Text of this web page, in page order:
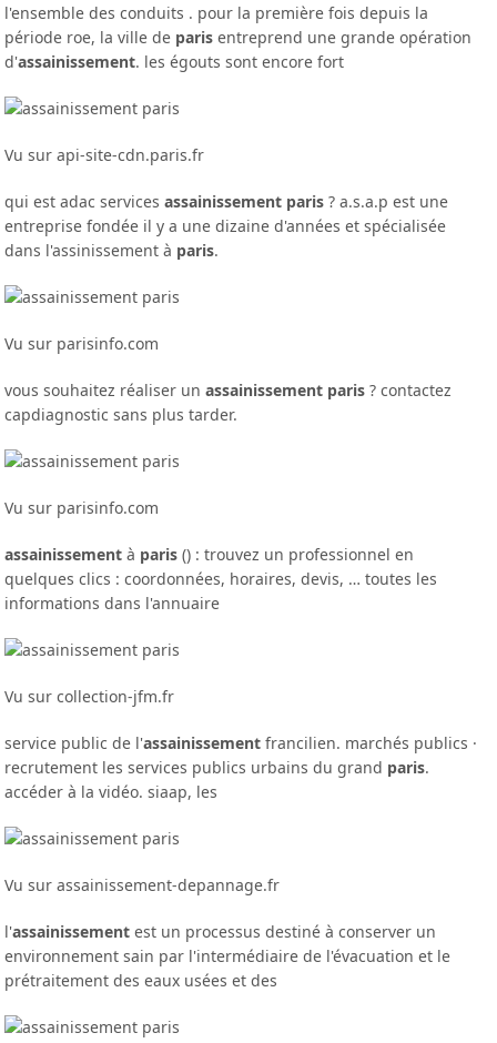
l'ensemble des conduits . pour la première fois depuis la
période roe, la ville de paris entreprend une grande opération
d'assainissement. les égouts sont encore fort
Vu sur api-site-cdn.paris.fr
qui est adac servicesassainissement paris ? a.s.a.p est une
entreprise fondée il y a une dizaine d'années et spécialisée
dans l'assinissement à paris.
Vu sur parisinfo.com
vous souhaitez réaliser unassainissement paris ? contactez
capdiagnostic sans plus tarder.
Vu sur parisinfo.com
assainissement à paris () : trouvez un professionnel en
quelques clics : coordonnées, horaires, devis, … toutes les
informations dans l'annuaire
Vu sur collection-jfm.fr
service public de l'assainissement francilien. marchés publics ·
recrutement les services publics urbains du grand paris.
accéder à la vidéo. siaap, les
Vu sur assainissement-depannage.fr
l'assainissement est un processus destiné à conserver un
environnement sain par l'intermédiaire de l'évacuation et le
prétraitement des eaux usées et des